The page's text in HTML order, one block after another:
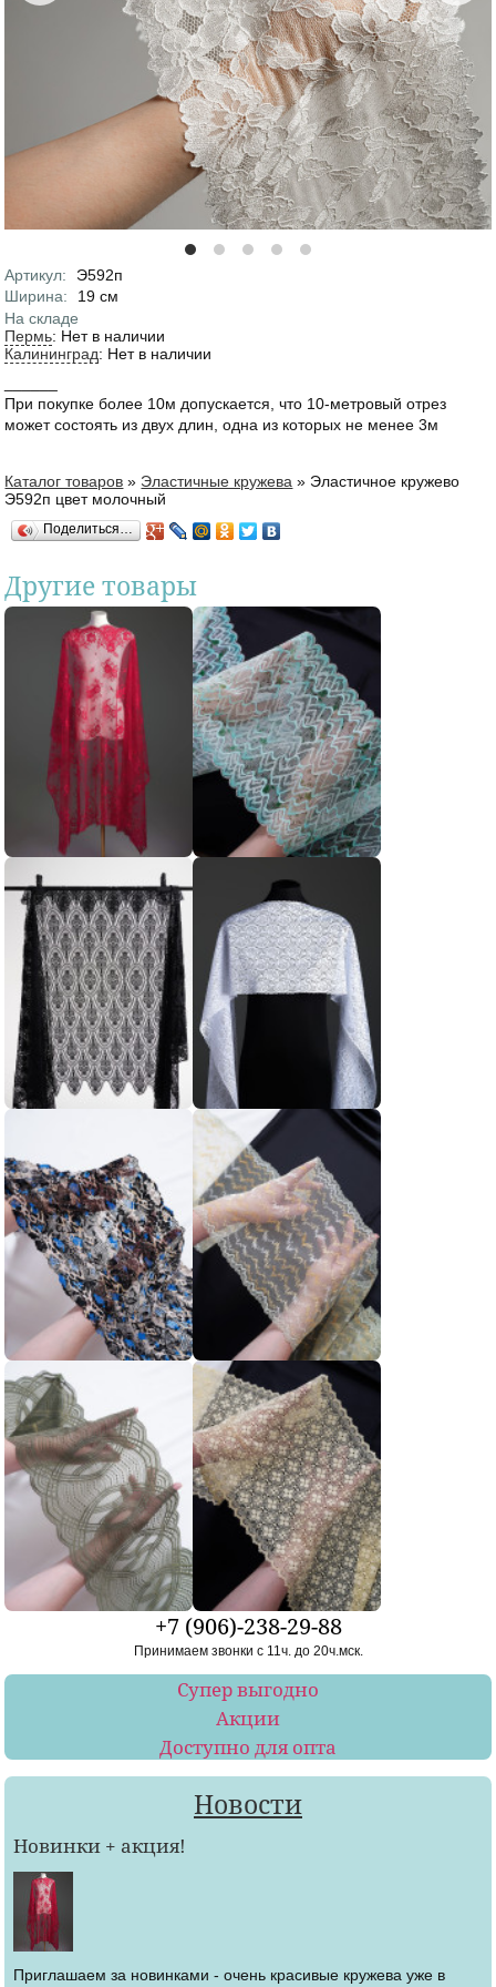
Артикул:
Э592п
Характеристики
Ширина: 19 см
На складе
Пермь: Нет в наличии
Калининград: Нет в наличии
При покупке более 10м допускается, что 10-метровый отрез
может состоять из двух длин, одна из которых не менее 3м
Вы здесь
Каталог товаров » Эластичные кружева » Эластичное кружево
Э592п цвет молочный
Поделиться…
Другие товары
+7 (906)-238-29-88
Принимаем звонки с 11ч. до 20ч.мск.
Супер выгодно
Акции
Доступно для опта
Новости
Новинки + акция!
Приглашаем за новинками - очень красивые кружева уже в